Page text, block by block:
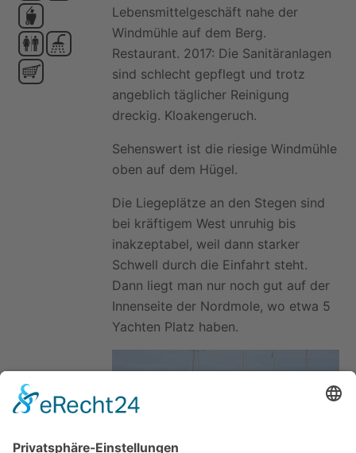
Lebensmittelgeschäft nahe der
Windmühle auf dem Berg.
Restaurant. 2017: Die Sanitäranlagen
sind schlecht gepflegt und trotz
angeblich täglicher Reinigung
dreckig. Kloakengeruch.
Sehenswert ist die riesige Windmühle
oben auf dem Hügel.
Die Liegeplätze an den Stegen sind
bei kräftigem West unruhig bis
inakzeptabel, weil dann starker
Schwell durch die Einfahrt steht.
Dann liegt man nur noch gut auf der
Innenseite der Nordmole, wo etwa 5
Yachten Platz haben.